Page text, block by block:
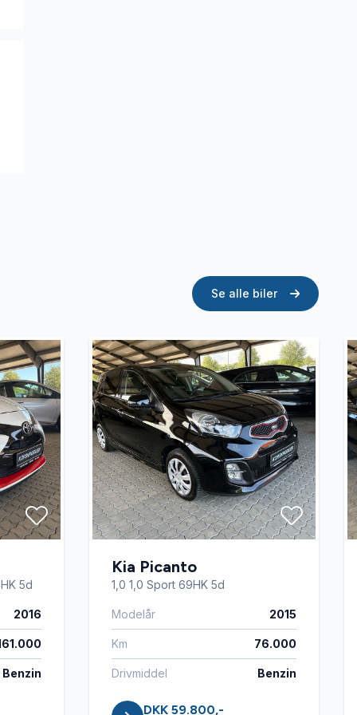
Se alle biler
5d
2016
Benzin
Kia Picanto
1,0 1,0 Sport 69HK 5d
Modelår 2015
Km 76.000
Drivmiddel Benzin
DKK 59.800,-